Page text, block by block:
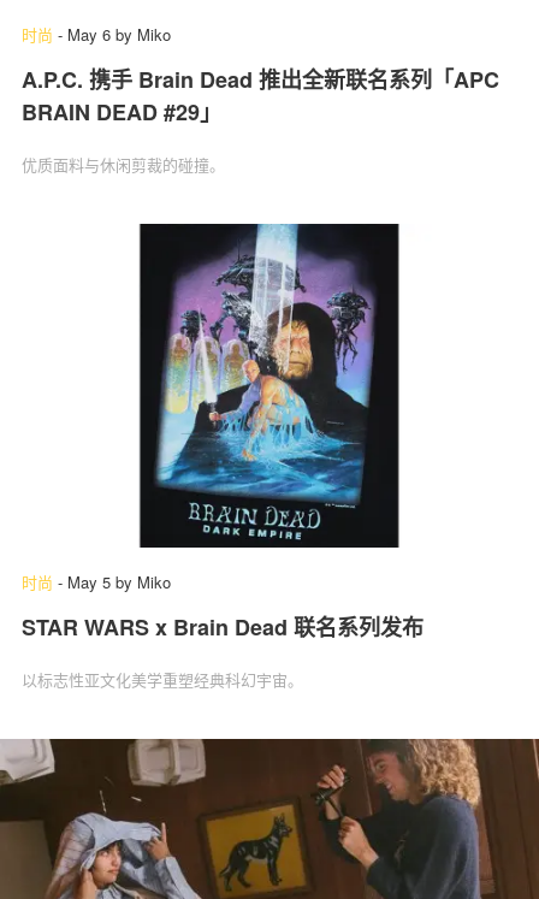
时尚 - May 6 by Miko
A.P.C. 携手 Brain Dead 推出全新联名系列「APC
BRAIN DEAD #29」
优质面料与休闲剪裁的碰撞。
时尚 - May 5 by Miko
STAR WARS x Brain Dead 联名系列发布
以标志性亚文化美学重塑经典科幻宇宙。